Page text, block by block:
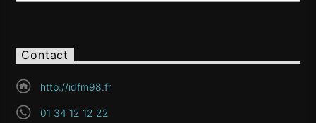
Contact
http://idfm98.fr
01 34 12 12 22